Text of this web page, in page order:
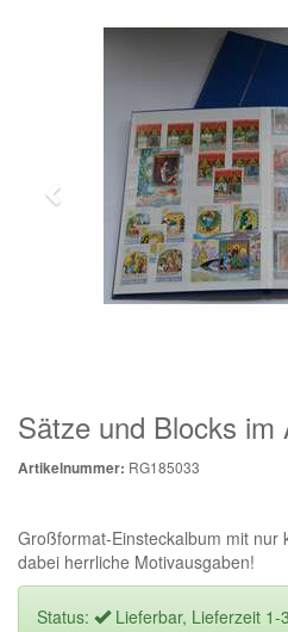
Sätze und Blocks im
Artikelnummer: RG185033
Großformat-Einsteckalbum mit nur
dabei herrliche Motivausgaben!
Status: Lieferbar, Lieferzeit 1-